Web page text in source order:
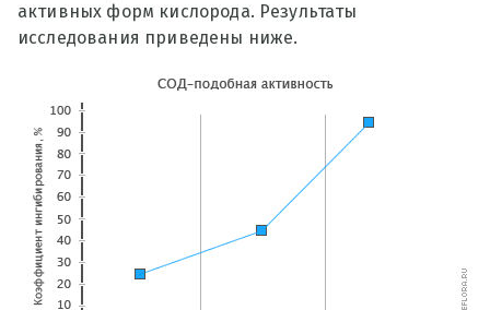
активных форм кислорода. Результаты
исследования приведены ниже.